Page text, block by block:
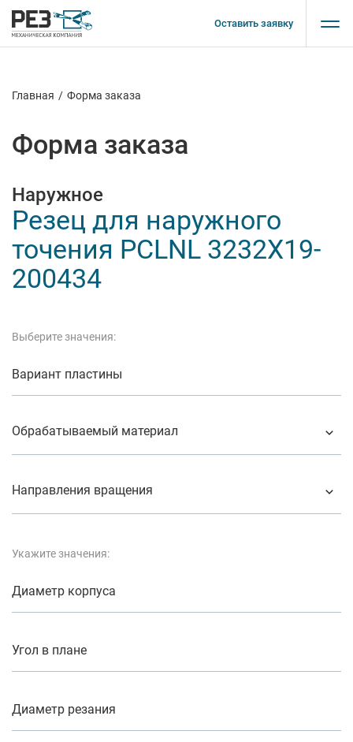
Оставить заявку
Главная / Форма заказа
Форма заказа
Наружное
Резец для наружного
точения PCLNL 3232X19-
200434
Выберите значения:
Вариант пластины
Обрабатываемый материал
Направления вращения
Укажите значения:
Диаметр корпуса
Угол в плане
Диаметр резания